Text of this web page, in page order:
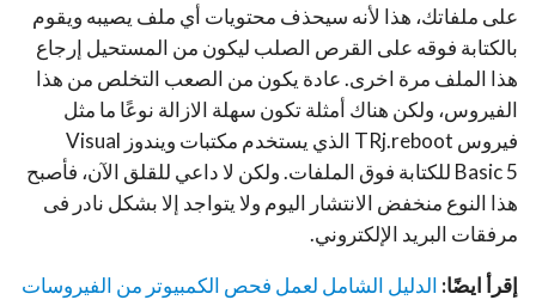
على ملفاتك، هذا لأنه سيحذف محتويات أي ملف يصيبه ويقوم
بالكتابة فوقه على القرص الصلب ليكون من المستحيل إرجاع
هذا الملف مرة اخرى. عادة يكون من الصعب التخلص من هذا
الفيروس، ولكن هناك أمثلة تكون سهلة الازالة نوعًا ما مثل
فيروس TRj.reboot الذي يستخدم مكتبات ويندوز Visual
Basic 5 للكتابة فوق الملفات. ولكن لا داعي للقلق الآن، فأصبح
هذا النوع منخفض الانتشار اليوم ولا يتواجد إلا بشكل نادر فى
مرفقات البريد الإلكتروني.
إقرأ ايضًا: الدليل الشامل لعمل فحص الكمبيوتر من الفيروسات